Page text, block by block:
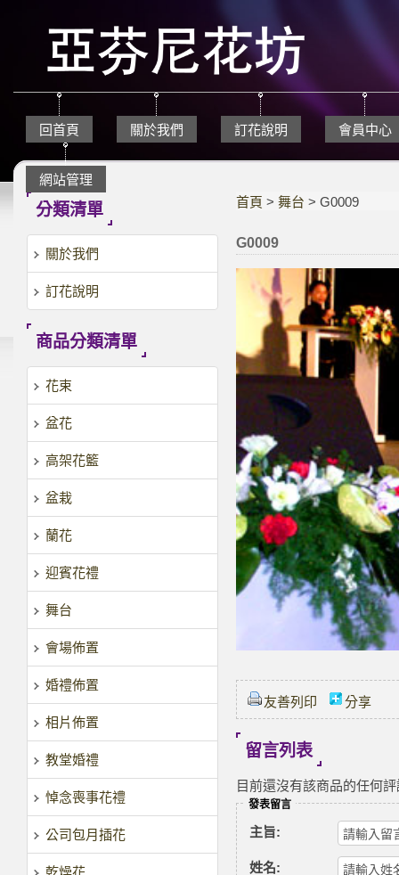
回首頁 關於我們 訂花說明 會員中心
網站管理
分類清單
關於我們
訂花說明
商品分類清單
花束
盆花
高架花籃
盆栽
蘭花
迎賓花禮
舞台
會場佈置
婚禮佈置
相片佈置
教堂婚禮
悼念喪事花禮
公司包月插花
乾燥花
首頁 >舞台 > G0009
G0009
友善列印 分享
留言列表
目前還沒有該商品的任何
發表留言
主旨:
姓名: